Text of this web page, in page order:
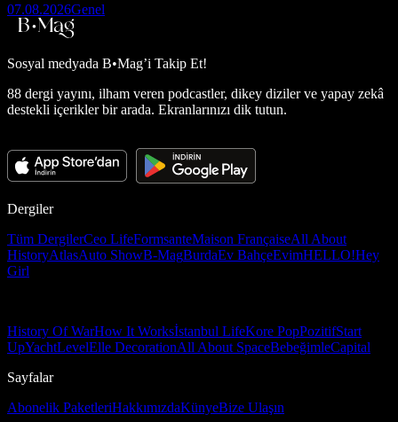
07.08.2026Genel
Sosyal medyada B•Mag’i Takip Et!
88 dergi yayını, ilham veren podcastler, dikey diziler ve yapay zekâ
destekli içerikler bir arada. Ekranlarınızı dik tutun.
Dergiler
Tüm DergilerCeo LifeFormsanteMaison FrançaiseAll About
HistoryAtlasAuto ShowB-MagBurdaEv BahçeEvimHELLO!Hey
Girl
History Of WarHow It Worksİstanbul LifeKore PopPozitifStart
UpYachtLevelElle DecorationAll About SpaceBebeğimleCapital
Sayfalar
Abonelik PaketleriHakkımızdaKünyeBize Ulaşın